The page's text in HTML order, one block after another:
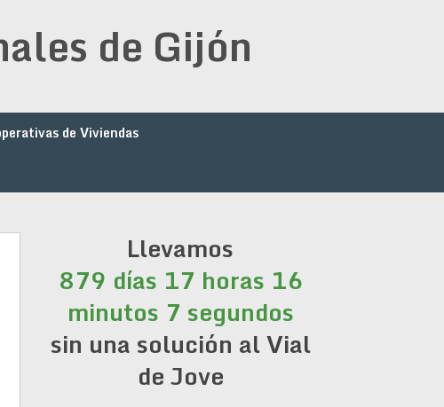
de Gijón
de Viviendas
Llevamos
879 días 17 horas 16
minutos 7 segundos
sin una solución al Vial
de Jove